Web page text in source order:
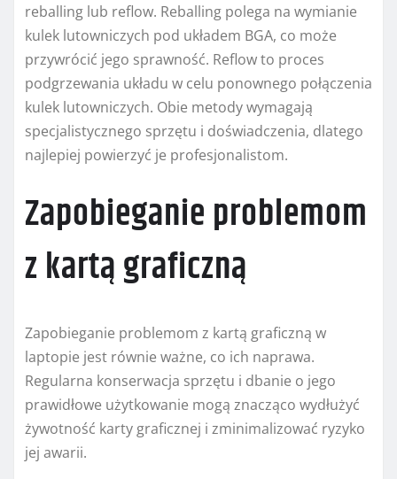
reballing lub reflow. Reballing polega na wymianie
kulek lutowniczych pod układem BGA, co może
przywrócić jego sprawność. Reflow to proces
podgrzewania układu w celu ponownego połączenia
kulek lutowniczych. Obie metody wymagają
specjalistycznego sprzętu i doświadczenia, dlatego
najlepiej powierzyć je profesjonalistom.
Zapobieganie problemom
z kartą graficzną
Zapobieganie problemom z kartą graficzną w
laptopie jest równie ważne, co ich naprawa.
Regularna konserwacja sprzętu i dbanie o jego
prawidłowe użytkowanie mogą znacząco wydłużyć
żywotność karty graficznej i zminimalizować ryzyko
jej awarii.